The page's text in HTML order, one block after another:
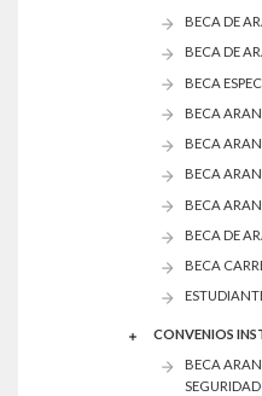
BECA DE
BECA DE
BECA
BECA
BECA
BECA
BECA
BECA DE
BECA
CONVENIOS
BECA